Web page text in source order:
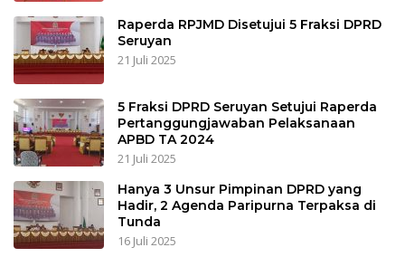
Raperda RPJMD Disetujui 5 Fraksi DPRD
Seruyan
21 Juli 2025
5 Fraksi DPRD Seruyan Setujui Raperda
Pertanggungjawaban Pelaksanaan
APBD TA 2024
21 Juli 2025
Hanya 3 Unsur Pimpinan DPRD yang
Hadir, 2 Agenda Paripurna Terpaksa di
Tunda
16 Juli 2025